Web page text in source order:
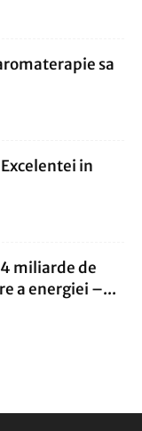
sa
in
miliarde de
a energiei –...